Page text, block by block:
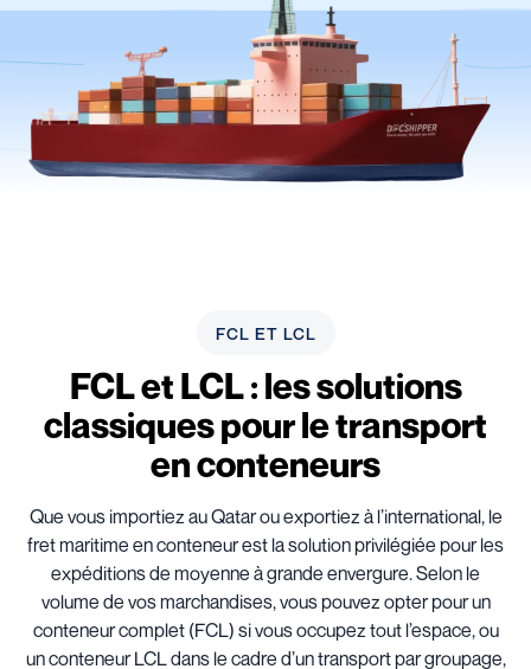
FCL ET LCL
FCL et LCL : les solutions
classiques pour le transport
en conteneurs
Que vous importiez au Qatar ou exportiez à l’international, le
fret maritime en conteneur est la solution privilégiée pour les
expéditions de moyenne à grande envergure. Selon le
volume de vos marchandises, vous pouvez opter pour un
conteneur complet (FCL) si vous occupez tout l’espace, ou
un conteneur LCL dans le cadre d’un transport par groupage,